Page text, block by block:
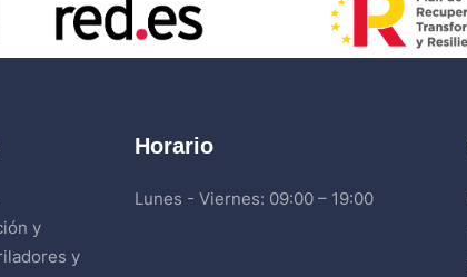
y
y
Horario
Lunes - Viernes: 09:00 – 19:00